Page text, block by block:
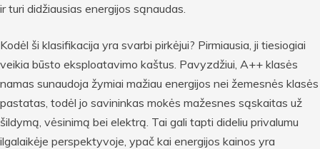
ir turi didžiausias energijos sąnaudas.
Kodėl ši klasifikacija yra svarbi pirkėjui? Pirmiausia, ji tiesiogiai
veikia būsto eksploatavimo kaštus. Pavyzdžiui, A++ klasės
namas sunaudoja žymiai mažiau energijos nei žemesnės klasės
pastatas, todėl jo savininkas mokės mažesnes sąskaitas už
šildymą, vėsinimą bei elektrą. Tai gali tapti dideliu privalumu
ilgalaikėje perspektyvoje, ypač kai energijos kainos yra